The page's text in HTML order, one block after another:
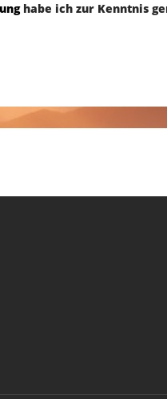
habe ich zur Kenntnis